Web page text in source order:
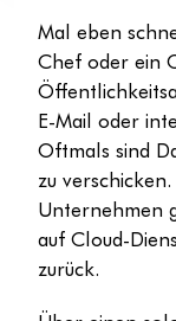
Mal eben
Chef oder ein
E-Mail oder
Oftmals sind
zu
Unternehmen
auf Cloud-
zurück.